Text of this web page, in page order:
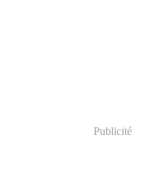
Publicité